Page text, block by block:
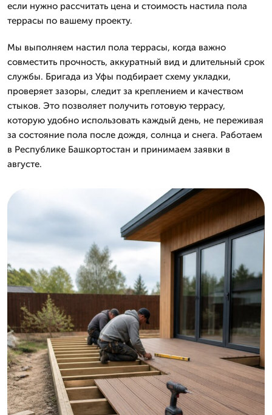
если нужно рассчитать цена и стоимость настила пола
террасы по вашему проекту.
Мы выполняем настил пола террасы, когда важно
совместить прочность, аккуратный вид и длительный срок
службы. Бригада из Уфы подбирает схему укладки,
проверяет зазоры, следит за креплением и качеством
стыков. Это позволяет получить готовую террасу,
которую удобно использовать каждый день, не переживая
за состояние пола после дождя, солнца и снега. Работаем
в Республике Башкортостан и принимаем заявки в
августе.